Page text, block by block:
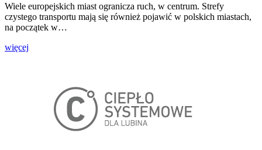
Wiele europejskich miast ogranicza ruch, w centrum. Strefy
czystego transportu mają się również pojawić w polskich miastach,
na początek w…
więcej